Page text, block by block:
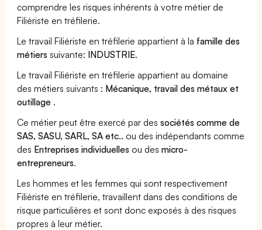
comprendre les risques inhérents à votre métier de
Filiériste en tréfilerie.
Le travail Filiériste en tréfilerie appartient à la famille des
métiers suivante: INDUSTRIE.
Le travail Filiériste en tréfilerie appartient au domaine
des métiers suivants : Mécanique, travail des métaux et
outillage .
Ce métier peut être exercé par dessociétés comme de
SAS, SASU, SARL, SA etc.. ou des indépendants comme
des Entreprises individuelles ou desmicro-
entrepreneurs.
Les hommes et les femmes qui sont respectivement
Filiériste en tréfilerie, travaillent dans des conditions de
risque particulières et sont donc exposés à des risques
propres à leur métier.